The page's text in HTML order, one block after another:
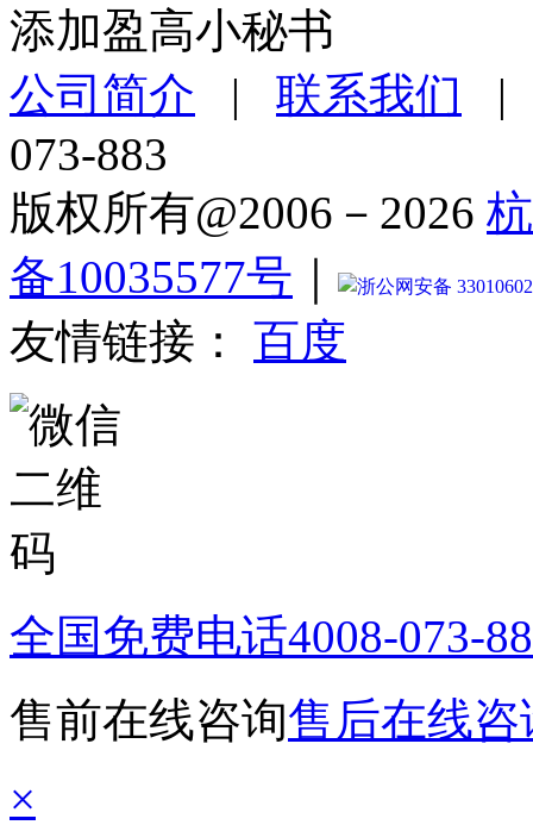
添加盈高小秘书
公司简介 | 联系我们
073-883
版权所有@2006－2026
备10035577号
浙公网安备
友情链接： 百度
全国免费电话4008-073-
售前在线咨询售后在线咨
×